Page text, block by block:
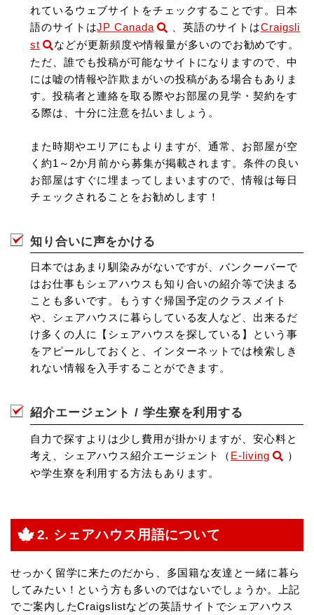
れているウェブサイトをチェックすることです。日本
語のサイトはJP Canada 、英語のサイトはCraigsli
st
などが更新頻度や情報量が多いのでお勧めです。
ただ、誰でも投稿が可能なサイトになりますので、中
には嘘の情報や詐欺まがいの投稿がある場合もありま
す。投稿者と連絡を取る際やお部屋の見学・契約をす
る際は、十分に注意を払いましょう。
また時期やエリアにもよりますが、通常、お部屋が空
く約1～2か月前から募集が掲載されます。条件の良い
お部屋はすぐに埋まってしまいますので、情報は毎日
チェックされることをお勧めします！
知り合いに声をかける
日本ではあまり馴染みがないですが、バンクーバーで
はお仕事もシェアハウスも知り合いの紹介等で決まる
ことも多いです。もうすぐ帰国予定のクラスメイト
や、シェアハウスに暮らしている友人など、出来るだ
け多くの人に【シェアハウスを探している】という事
をアピールしておくと、インターネットでは検索しき
れない情報を入手することができます。
紹介エージェント / 学生寮を利用する
自力で探すよりは少し費用が掛かりますが、安心料と
考え、シェアハウス紹介エージェント（ E-living
）
や学生寮を利用する方法もあります。
2. シェアハウス用語について
せっかく留学に来たのだから、多国籍な友達と一緒に暮ら
してみたい！という方も多いのではないでしょうか。上記
でご案内したCraigslistなどの英語サイトでシェアハウス